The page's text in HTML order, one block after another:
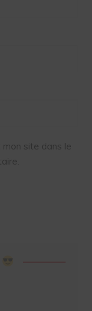
mon site dans le